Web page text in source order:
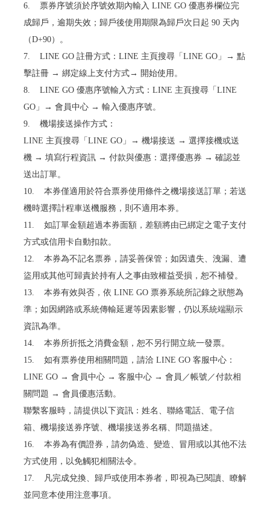
6. 票券序號須於序號效期內輸入 LINE GO 優惠券欄位完
成歸戶，逾期失效；歸戶後使用期限為歸戶次日起 90 天內
（D+90）。
7. LINE GO 註冊方式：LINE 主頁搜尋「LINE GO」→ 點
擊註冊 → 綁定線上支付方式→ 開始使用。
8. LINE GO 優惠序號輸入方式：LINE 主頁搜尋「LINE
GO」→ 會員中心 → 輸入優惠序號。
9. 機場接送操作方式：
LINE 主頁搜尋「LINE GO」→ 機場接送 → 選擇接機或送
機 → 填寫行程資訊 → 付款與優惠：選擇優惠券 → 確認並
送出訂單。
10. 本券僅適用於符合票券使用條件之機場接送訂單；若送
機時選擇計程車送機服務，則不適用本券。
11. 如訂單金額超過本券面額，差額將由已綁定之電子支付
方式或信用卡自動扣款。
12. 本券為不記名票券，請妥善保管；如因遺失、洩漏、遭
盜用或其他可歸責於持有人之事由致權益受損，恕不補發。
13. 本券有效與否，依 LINE GO 票券系統所記錄之狀態為
準；如因網路或系統傳輸延遲等因素影響，仍以系統端顯示
資訊為準。
14. 本券所折抵之消費金額，恕不另行開立統一發票。
15. 如有票券使用相關問題，請洽 LINE GO 客服中心：
LINE GO → 會員中心 → 客服中心 → 會員／帳號／付款相
關問題 → 會員優惠活動。
聯繫客服時，請提供以下資訊：姓名、聯絡電話、電子信
箱、機場接送券序號、機場接送券名稱、問題描述。
16. 本券為有價證券，請勿偽造、變造、冒用或以其他不法
方式使用，以免觸犯相關法令。
17. 凡完成兌換、歸戶或使用本券者，即視為已閱讀、瞭解
並同意本使用注意事項。